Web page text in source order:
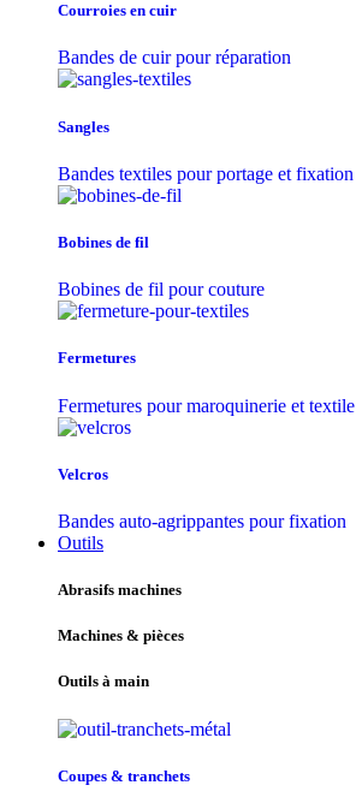
Courroies en cuir
Bandes de cuir pour réparation
Sangles
Bandes textiles pour portage et fixation
Bobines de fil
Bobines de fil pour couture
Fermetures
Fermetures pour maroquinerie et textile
Velcros
Bandes auto-agrippantes pour fixation
Outils
Abrasifs machines
Machines & pièces
Outils à main
Coupes & tranchets